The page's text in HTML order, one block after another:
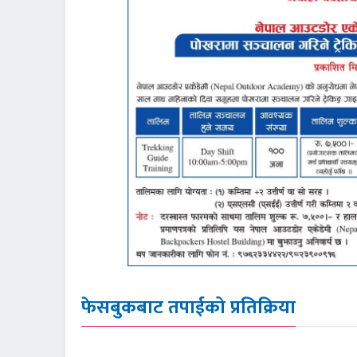
फेसबुकबाट तपाईको प्रतिक्रिया